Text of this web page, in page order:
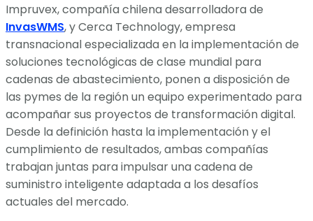
Impruvex, compañía chilena desarrolladora de
InvasWMS, y Cerca Technology, empresa
transnacional especializada en la implementación de
soluciones tecnológicas de clase mundial para
cadenas de abastecimiento, ponen a disposición de
las pymes de la región un equipo experimentado para
acompañar sus proyectos de transformación digital.
Desde la definición hasta la implementación y el
cumplimiento de resultados, ambas compañías
trabajan juntas para impulsar una cadena de
suministro inteligente adaptada a los desafíos
actuales del mercado.